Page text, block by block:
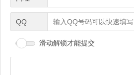
QQ
滑动解锁才能提交